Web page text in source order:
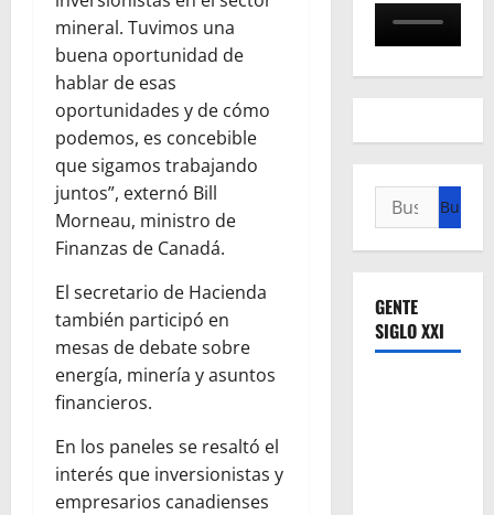
mineral. Tuvimos una
buena oportunidad de
hablar de esas
oportunidades y de cómo
podemos, es concebible
que sigamos trabajando
juntos”, externó Bill
Morneau, ministro de
Finanzas de Canadá.
El secretario de Hacienda
también participó en
mesas de debate sobre
energía, minería y asuntos
financieros.
En los paneles se resaltó el
interés que inversionistas y
empresarios canadienses
Buscar:
GENTE
SIGLO XXI